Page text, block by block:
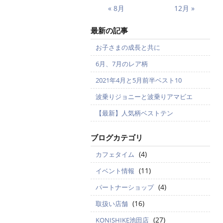
« 8月 12月 »
最新の記事
お子さまの成長と共に
6月、7月のレア柄
2021年4月と5月前半ベスト10
波乗りジョニーと波乗りアマビエ
【最新】人気柄ベストテン
ブログカテゴリ
カフェタイム (4)
イベント情報 (11)
パートナーショップ (4)
取扱い店舗 (16)
KONISHIKE池田店 (27)